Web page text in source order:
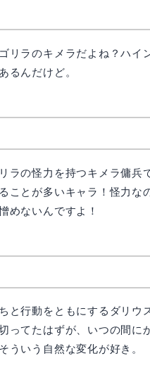
リラのキメラだよね？ハイ
るんだけど。
ラの怪力を持つキメラ傭兵
ことが多いキャラ！怪力な
めないんですよ！
と行動をともにするダリ
ってたはずが、いつの間に
ういう自然な変化が好き。